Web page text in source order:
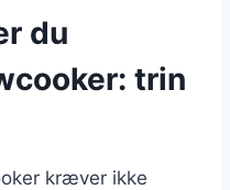
du
trin
kræver ikke